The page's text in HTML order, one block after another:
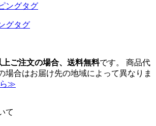
グタグ
上ご注文の場合、送料無料です。 商品代
場合はお届け先の地域によって異なりま
ら≫
て